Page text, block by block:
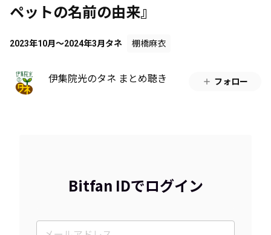
ペットの名前の由来』
2023年10月～2024年3月タネ 棚橋麻衣
伊集院光のタネ まとめ聴き フォロー
Bitfan IDでログイン